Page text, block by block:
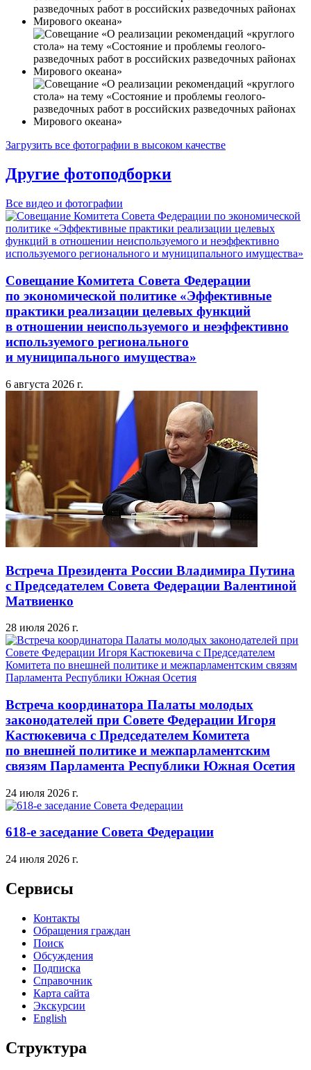
Загрузить все фотографии в высоком качестве
Другие фотоподборки
Все видео и фотографии
Совещание Комитета Совета Федерации
по экономической политике «Эффективные
практики реализации целевых функций
в отношении неиспользуемого и неэффективно
используемого регионального
и муниципального имущества»
6 августа 2026 г.
Встреча Президента России Владимира Путина
с Председателем Совета Федерации Валентиной
Матвиенко
28 июля 2026 г.
Встреча координатора Палаты молодых
законодателей при Совете Федерации Игоря
Кастюкевича с Председателем Комитета
по внешней политике и межпарламентским
связям Парламента Республики Южная Осетия
24 июля 2026 г.
618-е заседание Совета Федерации
24 июля 2026 г.
Сервисы
Контакты
Обращения граждан
Поиск
Обсуждения
Подписка
Справочник
Карта сайта
Экскурсии
English
Структура